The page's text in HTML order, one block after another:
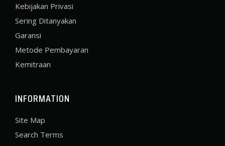
Kebijakan Privasi
Sering Ditanyakan
Garansi
Metode Pembayaran
Kemitraan
INFORMATION
Site Map
Search Terms